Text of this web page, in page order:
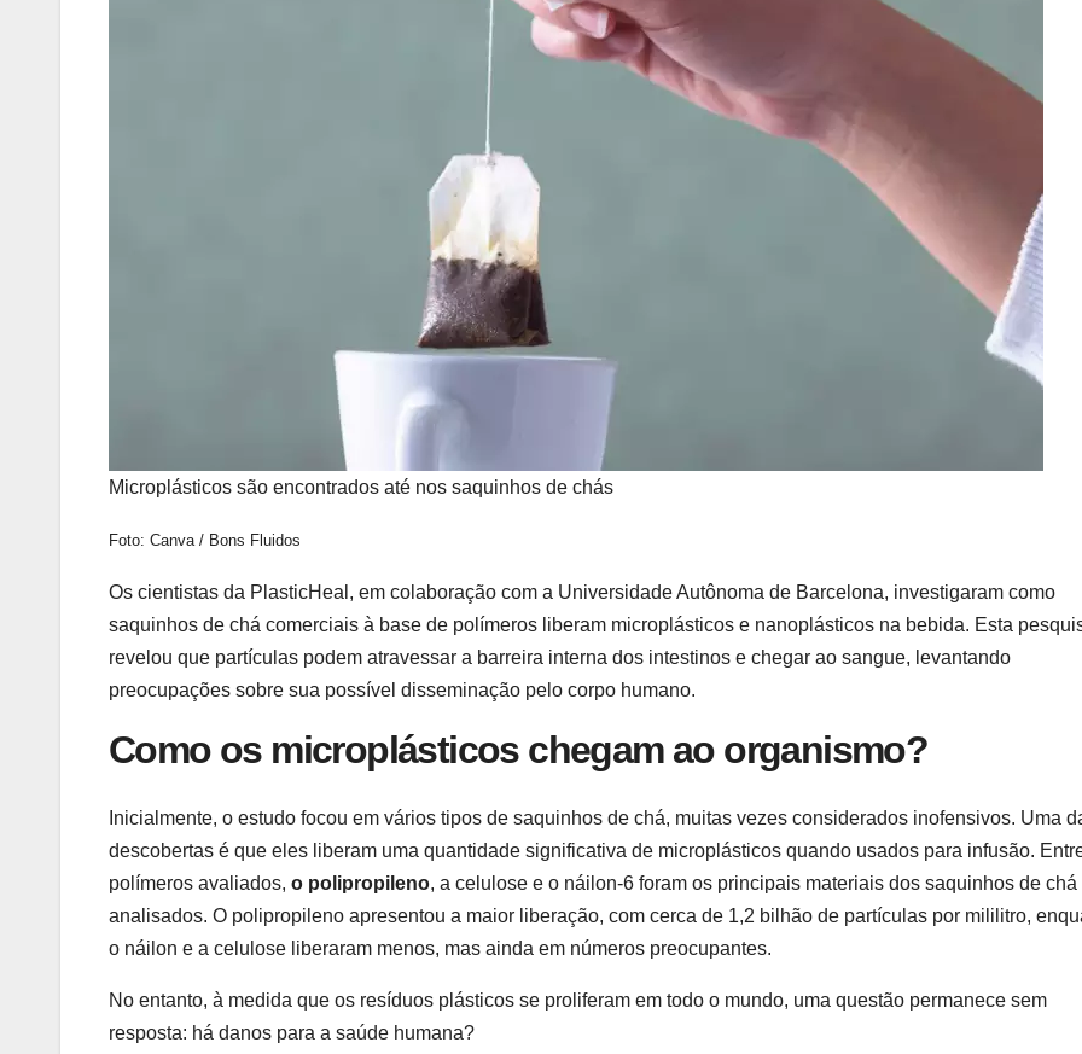
Microplásticos são encontrados até nos saquinhos de chás
Foto: Canva / Bons Fluidos
Os cientistas da PlasticHeal, em colaboração com a Universidade Autônoma de Barcelona, investigaram como
saquinhos de chá comerciais à base de polímeros liberam microplásticos e nanoplásticos na bebida. Esta
revelou que partículas podem atravessar a barreira interna dos intestinos e chegar ao sangue, levantando
preocupações sobre sua possível disseminação pelo corpo humano.
Como os microplásticos chegam ao organismo?
Inicialmente, o estudo focou em vários tipos de saquinhos de chá, muitas vezes considerados inofensivos. Uma
descobertas é que eles liberam uma quantidade significativa de microplásticos quando usados para infusão.
polímeros avaliados, o polipropileno, a celulose e o náilon-6 foram os principais materiais dos saquinhos de chá
analisados. O polipropileno apresentou a maior liberação, com cerca de 1,2 bilhão de partículas por mililitro,
o náilon e a celulose liberaram menos, mas ainda em números preocupantes.
No entanto, à medida que os resíduos plásticos se proliferam em todo o mundo, uma questão permanece sem
resposta: há danos para a saúde humana?